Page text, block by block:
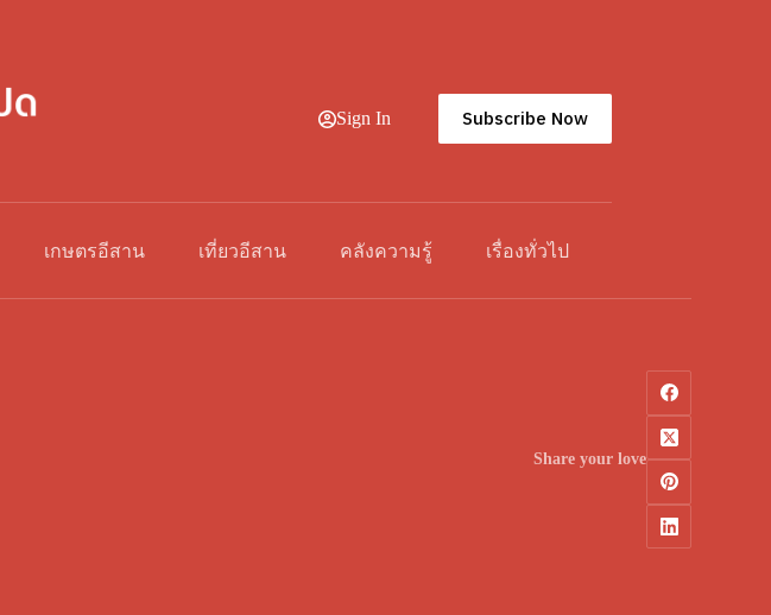
Sign In Subscribe Now
เกษตรอีสาน เที่ยวอีสาน คลังความรู้ เรื่องทั่วไป
Share your love